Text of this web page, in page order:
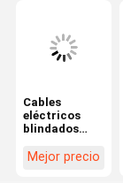
Cables
eléctricos
blindados
exteriores de
Mejor precio